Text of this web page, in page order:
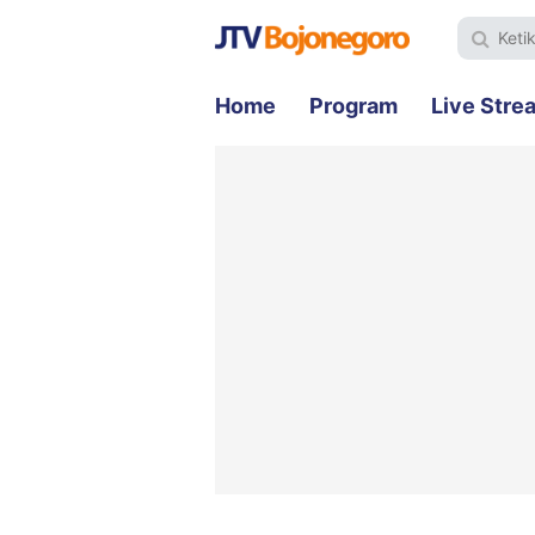
Home Program Live